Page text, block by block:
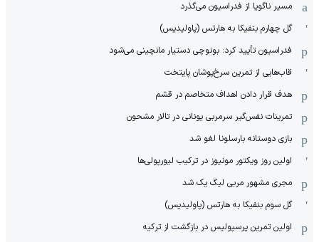
مسیر ناگویا از فدراسیون می‌گذرد
گل چهارم بنفیکا به هارتس (پاولیدیس)
فدراسیون تأیید کرد: بونوچی دستیار مانچینی می‌شود
قاب‌هایی از تمرین سرخ‌پوشان پایتخت
هدف قرار دادن اهداف متخاصم در قشم
‏تمرینات نفس‌گیر سرمربی یونانی در تالار مشحون
بازی دوستانه بارسلونا لغو شد
اولین روز ویکتور مونیوز در ترکیب لیورپولی‌ها
مجری مشهور مربی لیگ یک شد
گل سوم بنفیکا به هارتس (پاولیدیس)
اولین تمرین پرسپولیس در بازگشت از ترکیه